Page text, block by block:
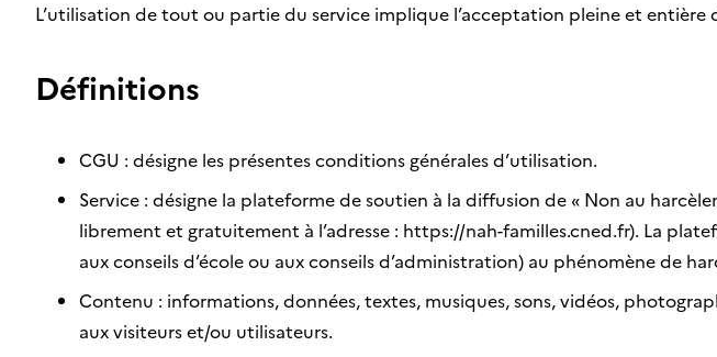
L’utilisation de tout ou partie du service implique l’acceptation pleine et entière
Définitions
CGU : désigne les présentes conditions générales d’utilisation.
Service : désigne la plateforme de soutien à la diffusion de « Non au
librement et gratuitement à l’adresse : https://nah-familles.cned.fr). La
aux conseils d’école ou aux conseils d’administration) au phénomène de
Contenu : informations, données, textes, musiques, sons, vidéos,
aux visiteurs et/ou utilisateurs.